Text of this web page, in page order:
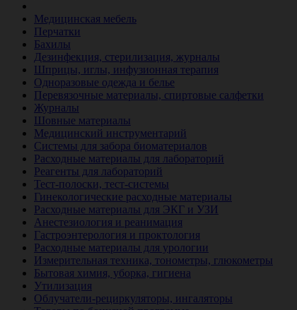
Медицинская мебель
Перчатки
Бахилы
Дезинфекция, стерилизация, журналы
Шприцы, иглы, инфузионная терапия
Одноразовые одежда и белье
Перевязочные материалы, спиртовые салфетки
Журналы
Шовные материалы
Медицинский инструментарий
Системы для забора биоматериалов
Расходные материалы для лабораторий
Реагенты для лабораторий
Тест-полоски, тест-системы
Гинекологические расходные материалы
Расходные материалы для ЭКГ и УЗИ
Анестезиология и реанимация
Гастроэнтерология и проктология
Расходные материалы для урологии
Измерительная техника, тонометры, глюкометры
Бытовая химия, уборка, гигиена
Утилизация
Облучатели-рециркуляторы, ингаляторы